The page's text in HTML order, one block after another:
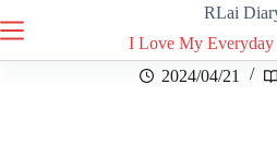
RLai
I Love My
2024/04/21